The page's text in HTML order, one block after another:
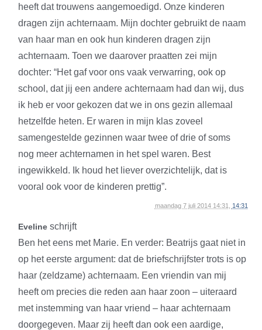
heeft dat trouwens aangemoedigd. Onze kinderen
dragen zijn achternaam. Mijn dochter gebruikt de naam
van haar man en ook hun kinderen dragen zijn
achternaam. Toen we daarover praatten zei mijn
dochter: “Het gaf voor ons vaak verwarring, ook op
school, dat jij een andere achternaam had dan wij, dus
ik heb er voor gekozen dat we in ons gezin allemaal
hetzelfde heten. Er waren in mijn klas zoveel
samengestelde gezinnen waar twee of drie of soms
nog meer achternamen in het spel waren. Best
ingewikkeld. Ik houd het liever overzichtelijk, dat is
vooral ook voor de kinderen prettig”.
maandag 7 juli 2014 14:31, 14:31
Eveline schrijft
Ben het eens met Marie. En verder: Beatrijs gaat niet in
op het eerste argument: dat de briefschrijfster trots is op
haar (zeldzame) achternaam. Een vriendin van mij
heeft om precies die reden aan haar zoon – uiteraard
met instemming van haar vriend – haar achternaam
doorgegeven. Maar zij heeft dan ook een aardige,